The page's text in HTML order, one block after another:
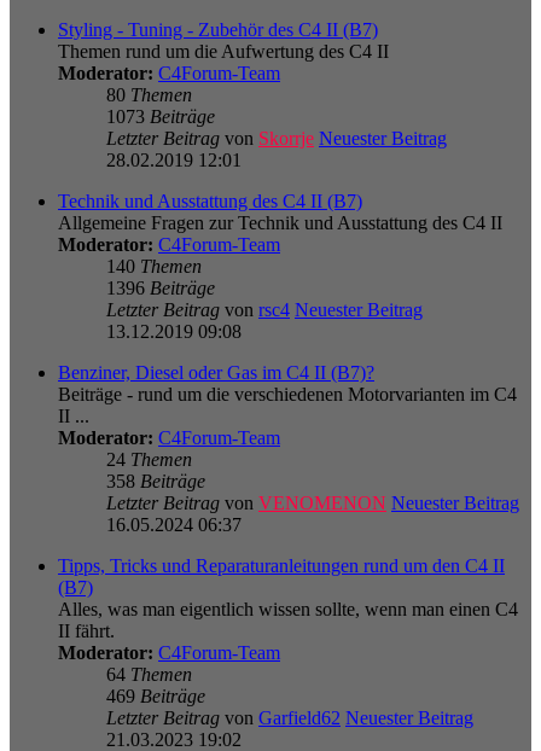
Styling - Tuning - Zubehör des C4 II (B7)
Themen rund um die Aufwertung des C4 II
Moderator: C4Forum-Team
80 Themen
1073 Beiträge
Letzter Beitrag von Skorrje Neuester Beitrag
28.02.2019 12:01
Technik und Ausstattung des C4 II (B7)
Allgemeine Fragen zur Technik und Ausstattung des C4 II
Moderator: C4Forum-Team
140 Themen
1396 Beiträge
Letzter Beitrag von rsc4 Neuester Beitrag
13.12.2019 09:08
Benziner, Diesel oder Gas im C4 II (B7)?
Beiträge - rund um die verschiedenen Motorvarianten im C4
II ...
Moderator: C4Forum-Team
24 Themen
358 Beiträge
Letzter Beitrag von VENOMENON Neuester Beitrag
16.05.2024 06:37
Tipps, Tricks und Reparaturanleitungen rund um den C4 II
(B7)
Alles, was man eigentlich wissen sollte, wenn man einen C4
II fährt.
Moderator: C4Forum-Team
64 Themen
469 Beiträge
Letzter Beitrag von Garfield62 Neuester Beitrag
21.03.2023 19:02